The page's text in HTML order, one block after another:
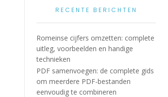
RECENTE BERICHTEN
Romeinse cijfers omzetten: complete
uitleg, voorbeelden en handige
technieken
PDF samenvoegen: de complete gids
om meerdere PDF-bestanden
eenvoudig te combineren